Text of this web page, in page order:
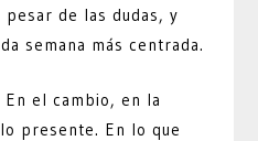
pesar de las dudas, y
semana más centrada.
el cambio, en la
presente. En lo que